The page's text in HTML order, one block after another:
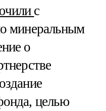
с
минеральным
о
целью